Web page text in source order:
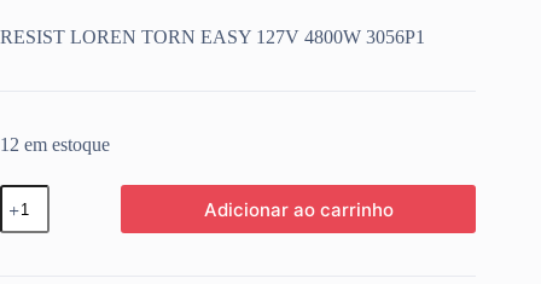
RESIST LOREN TORN EASY 127V 4800W 3056P1
12 em estoque
RESIST
LOREN
TORN
Adicionar ao carrinho